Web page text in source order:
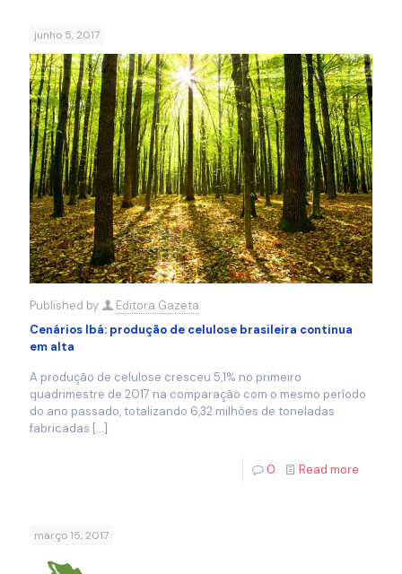
junho 5, 2017
Published by
Editora Gazeta
Cenários Ibá: produção de celulose brasileira continua
em alta
A produção de celulose cresceu 5,1% no primeiro
quadrimestre de 2017 na comparação com o mesmo período
do ano passado, totalizando 6,32 milhões de toneladas
fabricadas […]
0 Read more
março 15, 2017